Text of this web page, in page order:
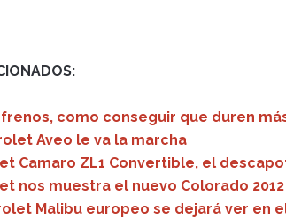
frenos, como conseguir que duren
Aveo le va la marcha
Camaro ZL1 Convertible, el
nos muestra el nuevo Colorado 2012
Malibu europeo se dejará ver en